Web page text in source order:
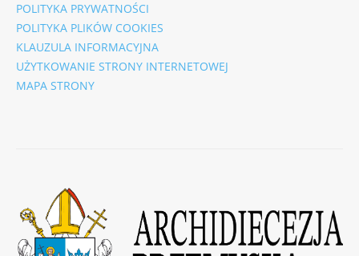
POLITYKA PRYWATNOŚCI
POLITYKA PLIKÓW COOKIES
KLAUZULA INFORMACYJNA
UŻYTKOWANIE STRONY INTERNETOWEJ
MAPA STRONY